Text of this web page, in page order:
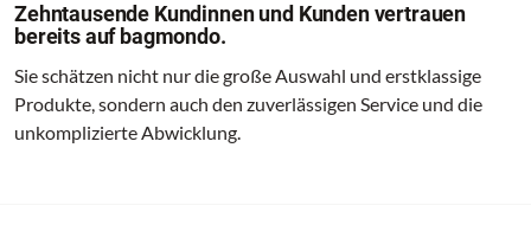
Zehntausende Kundinnen und Kunden vertrauen
bereits auf bagmondo.
Sie schätzen nicht nur die große Auswahl und erstklassige
Produkte, sondern auch den zuverlässigen Service und die
unkomplizierte Abwicklung.